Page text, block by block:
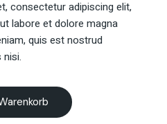
consectetur adipiscing elit,
labore et dolore magna
quis est nostrud